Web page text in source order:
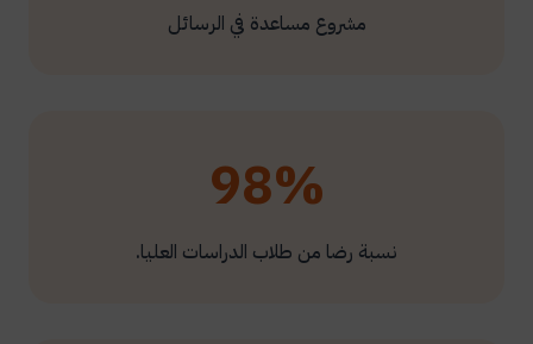
مشروع مساعدة في الرسائل
98%
نسبة رضا من طلاب الدراسات العليا.